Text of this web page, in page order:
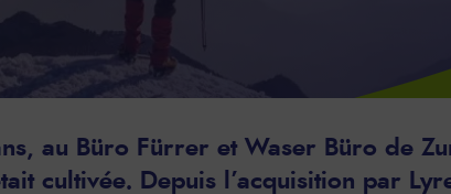
au Büro Fürrer et Waser Büro de
cultivée. Depuis l’acquisition par